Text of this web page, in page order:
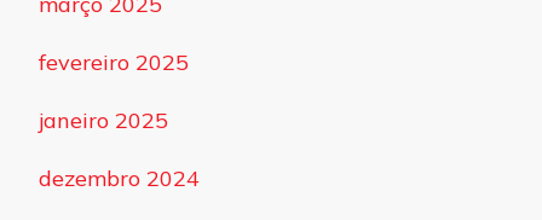
fevereiro 2025
janeiro 2025
dezembro 2024